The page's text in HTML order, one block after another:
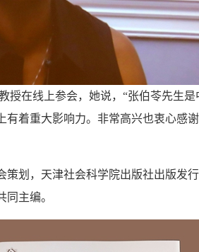
在线上参会，她说，“张伯苓先生是
着重大影响力。非常高兴也衷心感
，天津社会科学院出版社出版发行
主编。